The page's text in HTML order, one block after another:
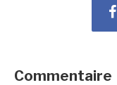
Commentaire